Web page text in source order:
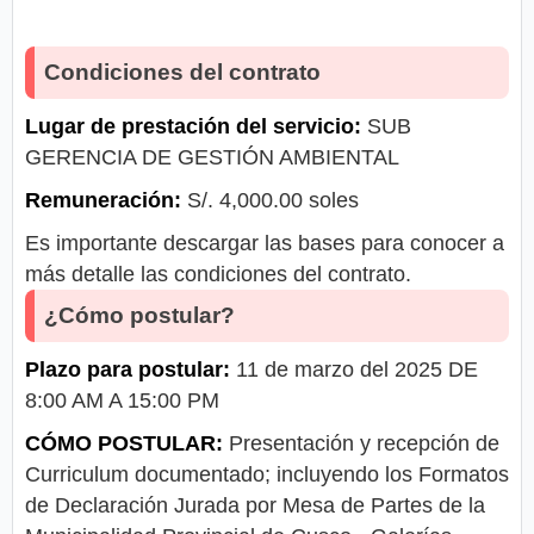
Condiciones del contrato
Lugar de prestación del servicio: SUB
GERENCIA DE GESTIÓN AMBIENTAL
Remuneración: S/. 4,000.00 soles
Es importante descargar las bases para conocer a
más detalle las condiciones del contrato.
¿Cómo postular?
Plazo para postular: 11 de marzo del 2025 DE
8:00 AM A 15:00 PM
CÓMO POSTULAR: Presentación y recepción de
Curriculum documentado; incluyendo los Formatos
de Declaración Jurada por Mesa de Partes de la